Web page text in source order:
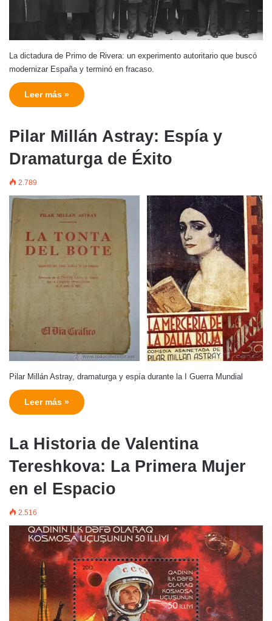
La dictadura de Primo de Rivera: un experimento autoritario que buscó
modernizar España y terminó en fracaso.
Leer más »
Pilar Millán Astray: Espía y
Dramaturga de Éxito
2.789
Pilar Millán Astray, dramaturga y espía durante la I Guerra Mundial
Leer más »
La Historia de Valentina
Tereshkova: La Primera Mujer
en el Espacio
2.516